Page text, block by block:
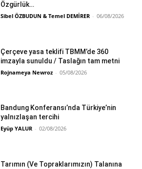
Özgürlük…
Sibel ÖZBUDUN & Temel DEMİRER - 06/08/2026
Çerçeve yasa teklifi TBMM’de 360
imzayla sunuldu / Taslağın tam metni
Rojnameya Newroz - 05/08/2026
Bandung Konferansı’nda Türkiye’nin
yalnızlaşan tercihi
Eyüp YALUR - 02/08/2026
Tarımın (Ve Topraklarımızın) Talanına